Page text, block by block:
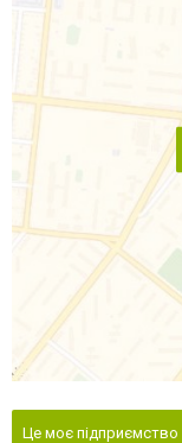
Це моє підприємство